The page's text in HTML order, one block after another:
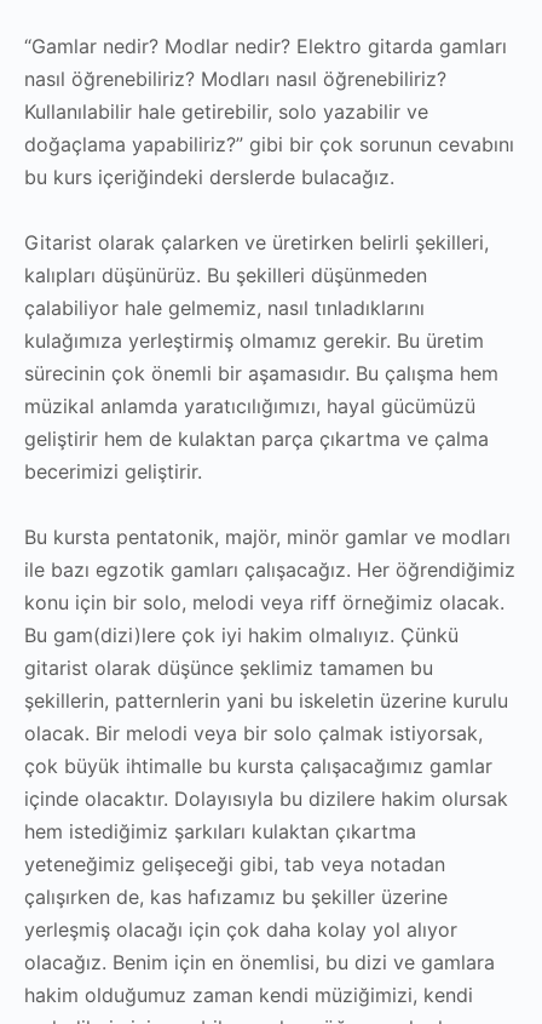
“Gamlar nedir? Modlar nedir? Elektro gitarda gamları
nasıl öğrenebiliriz? Modları nasıl öğrenebiliriz?
Kullanılabilir hale getirebilir, solo yazabilir ve
doğaçlama yapabiliriz?” gibi bir çok sorunun cevabını
bu kurs içeriğindeki derslerde bulacağız.
Gitarist olarak çalarken ve üretirken belirli şekilleri,
kalıpları düşünürüz. Bu şekilleri düşünmeden
çalabiliyor hale gelmemiz, nasıl tınladıklarını
kulağımıza yerleştirmiş olmamız gerekir. Bu üretim
sürecinin çok önemli bir aşamasıdır. Bu çalışma hem
müzikal anlamda yaratıcılığımızı, hayal gücümüzü
geliştirir hem de kulaktan parça çıkartma ve çalma
becerimizi geliştirir.
Bu kursta pentatonik, majör, minör gamlar ve modları
ile bazı egzotik gamları çalışacağız. Her öğrendiğimiz
konu için bir solo, melodi veya riff örneğimiz olacak.
Bu gam(dizi)lere çok iyi hakim olmalıyız. Çünkü
gitarist olarak düşünce şeklimiz tamamen bu
şekillerin, patternlerin yani bu iskeletin üzerine kurulu
olacak. Bir melodi veya bir solo çalmak istiyorsak,
çok büyük ihtimalle bu kursta çalışacağımız gamlar
içinde olacaktır. Dolayısıyla bu dizilere hakim olursak
hem istediğimiz şarkıları kulaktan çıkartma
yeteneğimiz gelişeceği gibi, tab veya notadan
çalışırken de, kas hafızamız bu şekiller üzerine
yerleşmiş olacağı için çok daha kolay yol alıyor
olacağız. Benim için en önemlisi, bu dizi ve gamlara
hakim olduğumuz zaman kendi müziğimizi, kendi